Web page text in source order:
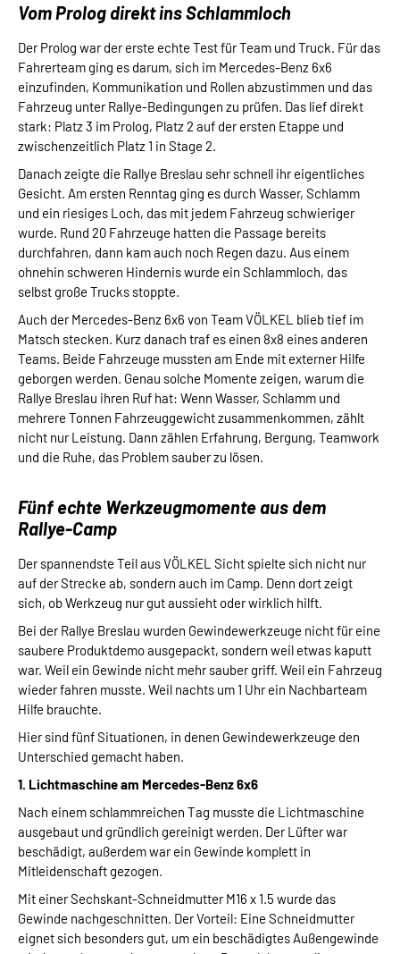
Vom Prolog direkt ins Schlammloch
Der Prolog war der erste echte Test für Team und Truck. Für das
Fahrerteam ging es darum, sich im Mercedes-Benz 6x6
einzufinden, Kommunikation und Rollen abzustimmen und das
Fahrzeug unter Rallye-Bedingungen zu prüfen. Das lief direkt
stark: Platz 3 im Prolog, Platz 2 auf der ersten Etappe und
zwischenzeitlich Platz 1 in Stage 2.
Danach zeigte die Rallye Breslau sehr schnell ihr eigentliches
Gesicht. Am ersten Renntag ging es durch Wasser, Schlamm
und ein riesiges Loch, das mit jedem Fahrzeug schwieriger
wurde. Rund 20 Fahrzeuge hatten die Passage bereits
durchfahren, dann kam auch noch Regen dazu. Aus einem
ohnehin schweren Hindernis wurde ein Schlammloch, das
selbst große Trucks stoppte.
Auch der Mercedes-Benz 6x6 von Team VÖLKEL blieb tief im
Matsch stecken. Kurz danach traf es einen 8x8 eines anderen
Teams. Beide Fahrzeuge mussten am Ende mit externer Hilfe
geborgen werden. Genau solche Momente zeigen, warum die
Rallye Breslau ihren Ruf hat: Wenn Wasser, Schlamm und
mehrere Tonnen Fahrzeuggewicht zusammenkommen, zählt
nicht nur Leistung. Dann zählen Erfahrung, Bergung, Teamwork
und die Ruhe, das Problem sauber zu lösen.
Fünf echte Werkzeugmomente aus dem
Rallye-Camp
Der spannendste Teil aus VÖLKEL Sicht spielte sich nicht nur
auf der Strecke ab, sondern auch im Camp. Denn dort zeigt
sich, ob Werkzeug nur gut aussieht oder wirklich hilft.
Bei der Rallye Breslau wurden Gewindewerkzeuge nicht für eine
saubere Produktdemo ausgepackt, sondern weil etwas kaputt
war. Weil ein Gewinde nicht mehr sauber griff. Weil ein Fahrzeug
wieder fahren musste. Weil nachts um 1 Uhr ein Nachbarteam
Hilfe brauchte.
Hier sind fünf Situationen, in denen Gewindewerkzeuge den
Unterschied gemacht haben.
1. Lichtmaschine am Mercedes-Benz 6x6
Nach einem schlammreichen Tag musste die Lichtmaschine
ausgebaut und gründlich gereinigt werden. Der Lüfter war
beschädigt, außerdem war ein Gewinde komplett in
Mitleidenschaft gezogen.
Mit einer Sechskant-Schneidmutter M16 x 1.5 wurde das
Gewinde nachgeschnitten. Der Vorteil: Eine Schneidmutter
eignet sich besonders gut, um ein beschädigtes Außengewinde